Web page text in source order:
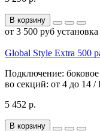
В корзину
от 3 500 руб установка
Global Style Extra 500
Подключение:
во секций: от 4 до 14
5 452 р.
В корзину